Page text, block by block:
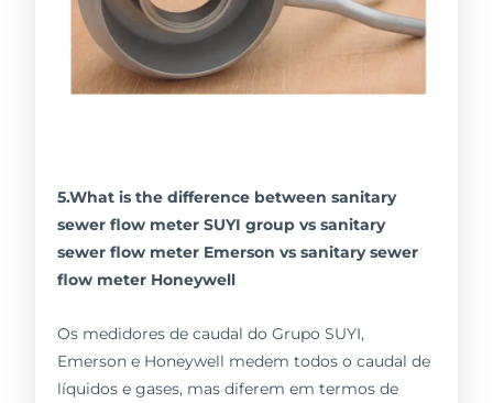
5.What is the difference between sanitary
sewer flow meter SUYI group vs sanitary
sewer flow meter Emerson vs sanitary sewer
flow meter Honeywell
Os medidores de caudal do Grupo SUYI,
Emerson e Honeywell medem todos o caudal de
líquidos e gases, mas diferem em termos de